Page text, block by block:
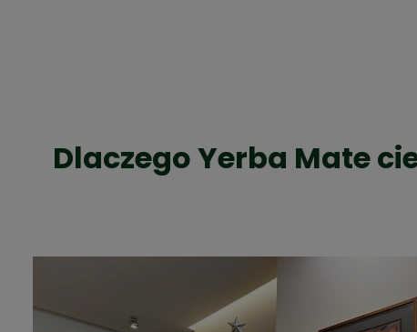
Dlaczego Yerba Mate